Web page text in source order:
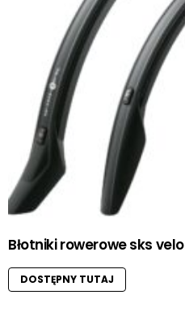
Błotniki rowerowe sks
DOSTĘPNY TUTAJ